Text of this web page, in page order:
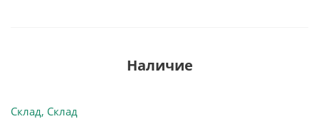
Наличие
Склад, Склад